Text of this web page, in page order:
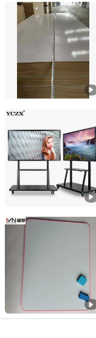
Weifang Greenland
Shandong, China
Guangzhou
Guangdong,
an Hui Fan Sen
Anhui, China